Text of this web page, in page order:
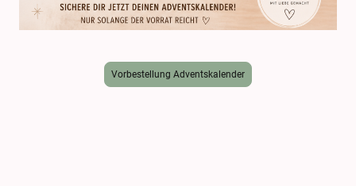
Vorbestellung Adventskalender